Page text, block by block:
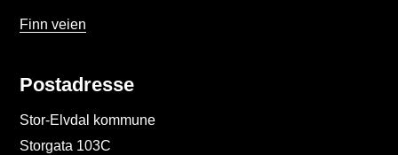
Finn veien
Postadresse
Stor-Elvdal kommune
Storgata 103C